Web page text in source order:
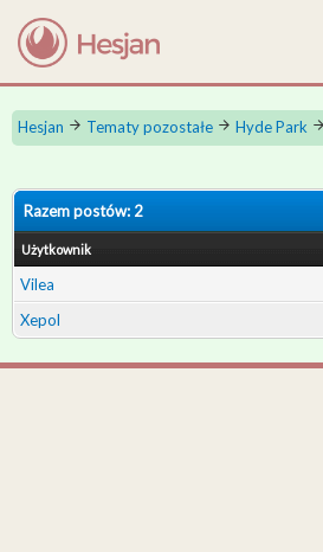
Hesjan Tematy pozostałe Hyde Park
Razem postów: 2
Użytkownik
Vilea
Xepol